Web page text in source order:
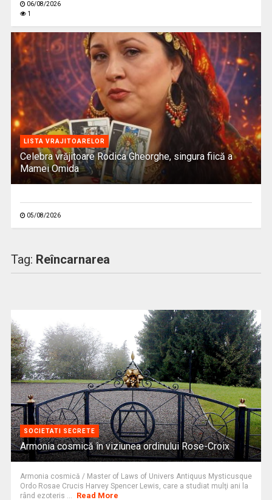
06/08/2026
1
LISTA VRAJITOARELOR
Celebra vrăjitoare Rodica Gheorghe, singura fiică a
Mamei Omida
05/08/2026
Tag: Reîncarnarea
SOCIETATI SECRETE
Armonia cosmică în viziunea ordinului Rose-Croix
Armonia cosmică / Master of Laws of Univers Antiquus Mysticusque
Ordo Rosae Crucis Harvey Spencer Lewis, care a studiat mulţi ani la
rând ezoteris ...
Read More